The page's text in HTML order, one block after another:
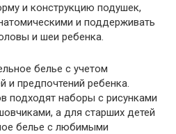
и конструкцию подушек,
и поддерживать
и шеи ребенка.
белье с учетом
и предпочтений ребенка.
подходят наборы с рисунками
а для старших детей
белье с любимыми